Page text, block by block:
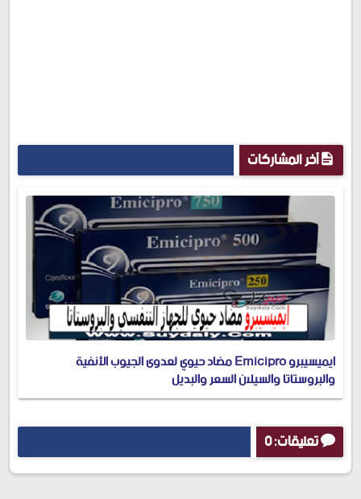
آخر المشاركات
ايميسيبرو Emicipro مضاد حيوي لعدوى الجيوب الأنفية
والبروستاتا والسيلان السعر والبديل
تعليقات: 0
إرسال تعليق